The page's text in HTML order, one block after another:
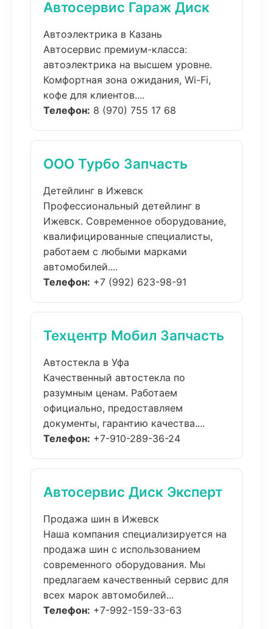
Автосервис Гараж Диск
Автоэлектрика в Казань
Автосервис премиум-класса:
автоэлектрика на высшем уровне.
Комфортная зона ожидания, Wi-Fi,
кофе для клиентов....
Телефон: 8 (970) 755 17 68
ООО Турбо Запчасть
Детейлинг в Ижевск
Профессиональный детейлинг в
Ижевск. Современное оборудование,
квалифицированные специалисты,
работаем с любыми марками
автомобилей....
Телефон: +7 (992) 623-98-91
Техцентр Мобил Запчасть
Автостекла в Уфа
Качественный автостекла по
разумным ценам. Работаем
официально, предоставляем
документы, гарантию качества....
Телефон: +7-910-289-36-24
Автосервис Диск Эксперт
Продажа шин в Ижевск
Наша компания специализируется на
продажа шин с использованием
современного оборудования. Мы
предлагаем качественный сервис для
всех марок автомобилей...
Телефон: +7-992-159-33-63